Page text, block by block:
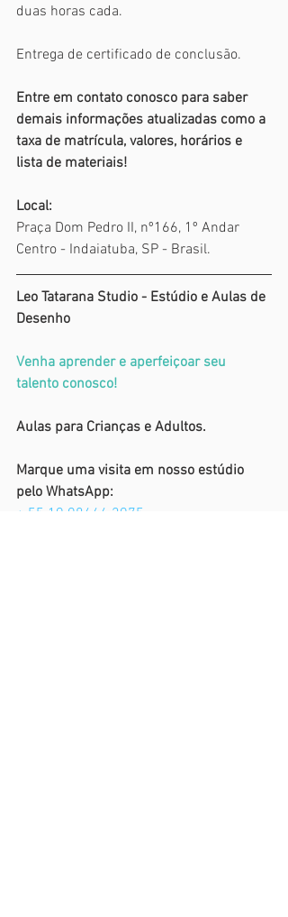
duas horas cada.
Entrega de certificado de conclusão.
Entre em contato conosco para saber
demais informações atualizadas como a
taxa de matrícula, valores, horários e
lista de materiais!
Local:
Praça Dom Pedro II, nº166, 1º Andar
Centro - Indaiatuba, SP - Brasil.
Leo Tatarana Studio - Estúdio e Aulas de
Desenho
Venha aprender e aperfeiçoar seu
talento conosco!
Aulas para Crianças e Adultos.
Marque uma visita em nosso estúdio
pelo WhatsApp:
+ 55 19 98444 2975